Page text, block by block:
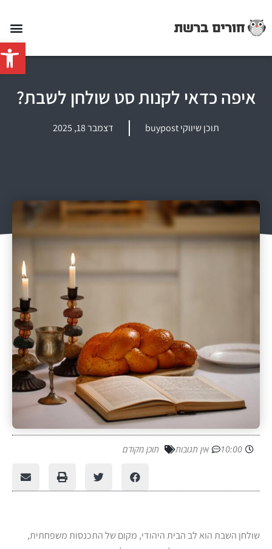
פתח
איפה כדאי לקנות סט שולחן לשבת?
תוכן שיווקי buypost דצמבר 18, 2025
10:00 אין תגובות תוכן מקודם
שולחן השבת הוא לב הבית היהודי, מקום של התכנסות משפחתית,